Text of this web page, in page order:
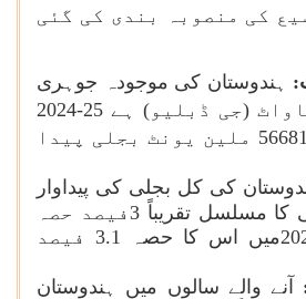
کی منصوبہ بندی کی گئی
ہندوستان کی موجودہ جوہری
2024-25
میں ملک بھر میں 56681 ملین یونٹ بجلی پیدا
کی کل بجلی کی پیداوار
میں جوہری توانائی کا مسلسل تقریباً 3فیصد حصہ
میں اس کا حصہ 3.1 فیصد
آنے والے سالوں میں ہندوستان